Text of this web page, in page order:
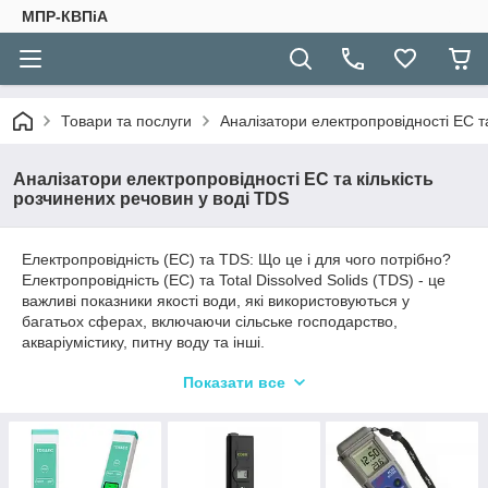
МПР-КВПіА
Товари та послуги Аналізатори електропровідності EC
Аналізатори електропровідності EC та кількість
розчинених речовин у воді TDS
Електропровідність (EC) та TDS: Що це і для чого потрібно?
Електропровідність (EC) та Total Dissolved Solids (TDS) - це
важливі показники якості води, які використовуються у
багатьох сферах, включаючи сільське господарство,
акваріумістику, питну воду та інші.
Електропровідність (EC):
воді проводити електричний струм. Цей параметр залежить
від кількості розчинених солей, мінералів та інших речовин у
воді. Вимірюється в µS/cm або ppm.
Показати все